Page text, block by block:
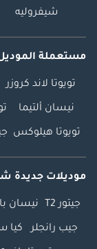
شيفروليه
مستعملة
تويوتا لاند كروزر
نيسان ألتيما
تويوتا هيلوكس
موديلات جديدة
جيتور T2 نيسان
جيب رانجلر كيا